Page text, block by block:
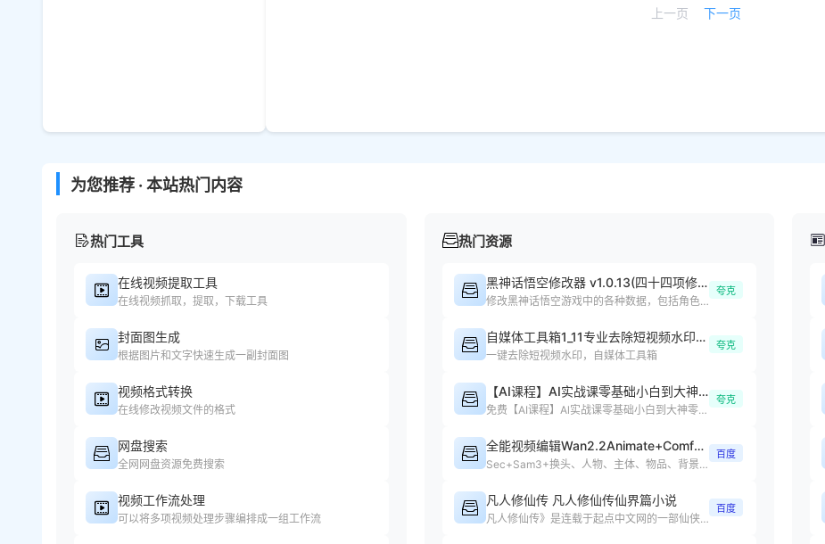
上一页 下一页
为您推荐 · 本站热门内容
热门工具
在线视频提取工具
在线视频抓取，提取，下载工具
封面图生成
根据图片和文字快速生成一副封面图
视频格式转换
在线修改视频文件的格式
网盘搜索
全网网盘资源免费搜索
视频工作流处理
可以将多项视频处理步骤编排成一组工作流
热门资源
黑神话悟空修改器 v1.0.13(四十四项修改器)
修改黑神话悟空游戏中的各种数据，包括角色属性、装备等
夸克
自媒体工具箱1_11专业去除短视频水印处理短视频
一键去除短视频水印，自媒体工具箱
夸克
【AI课程】AI实战课零基础小白到大神零基础
免费【AI课程】Al实战课零基础小白到大神零基础小白课程下载
夸克
全能视频编辑Wan2.2Animate+ComfyUI整合包4.0
Sec+Sam3+换头、人物、主体、物品、背景、任意元素替换、动作复制
百度
凡人修仙传 凡人修仙传仙界篇小说
凡人修仙传》是连载于起点中文网的一部仙侠修真小说，作者是忘语
百度